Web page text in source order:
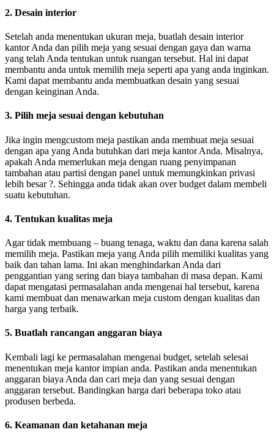
2. Desain interior
Setelah anda menentukan ukuran meja, buatlah desain interior
kantor Anda dan pilih meja yang sesuai dengan gaya dan warna
yang telah Anda tentukan untuk ruangan tersebut. Hal ini dapat
membantu anda untuk memilih meja seperti apa yang anda inginkan.
Kami dapat membantu anda membuatkan desain yang sesuai
dengan keinginan Anda.
3. Pilih meja sesuai dengan kebutuhan
Jika ingin mengcustom meja pastikan anda membuat meja sesuai
dengan apa yang Anda butuhkan dari meja kantor Anda. Misalnya,
apakah Anda memerlukan meja dengan ruang penyimpanan
tambahan atau partisi dengan panel untuk memungkinkan privasi
lebih besar ?. Sehingga anda tidak akan over budget dalam membeli
suatu kebutuhan.
4. Tentukan kualitas meja
Agar tidak membuang – buang tenaga, waktu dan dana karena salah
memilih meja. Pastikan meja yang Anda pilih memiliki kualitas yang
baik dan tahan lama. Ini akan menghindarkan Anda dari
penggantian yang sering dan biaya tambahan di masa depan. Kami
dapat mengatasi permasalahan anda mengenai hal tersebut, karena
kami membuat dan menawarkan meja custom dengan kualitas dan
harga yang terbaik.
5. Buatlah rancangan anggaran biaya
Kembali lagi ke permasalahan mengenai budget, setelah selesai
menentukan meja kantor impian anda. Pastikan anda menentukan
anggaran biaya Anda dan cari meja dan yang sesuai dengan
anggaran tersebut. Bandingkan harga dari beberapa toko atau
produsen berbeda.
6. Keamanan dan ketahanan meja